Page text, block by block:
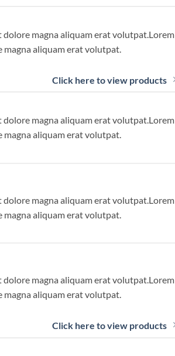
magna aliquam erat volutpat.Lorem
aliquam erat volutpat.
Click here to view products
magna aliquam erat volutpat.Lorem
aliquam erat volutpat.
magna aliquam erat volutpat.Lorem
aliquam erat volutpat.
magna aliquam erat volutpat.Lorem
aliquam erat volutpat.
Click here to view products